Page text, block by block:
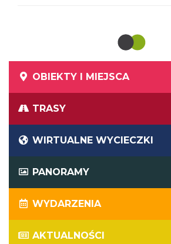
OBIEKTY I MIEJSCA
TRASY
WIRTUALNE WYCIECZKI
PANORAMY
WYDARZENIA
AKTUALNOŚCI